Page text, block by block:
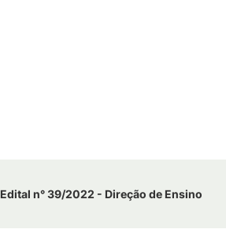
Edital n° 39/2022 - Direção de Ensino